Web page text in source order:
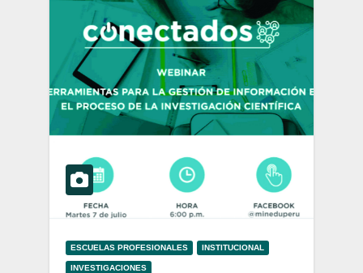
ESCUELAS PROFESIONALES INSTITUCIONAL
INVESTIGACIONES